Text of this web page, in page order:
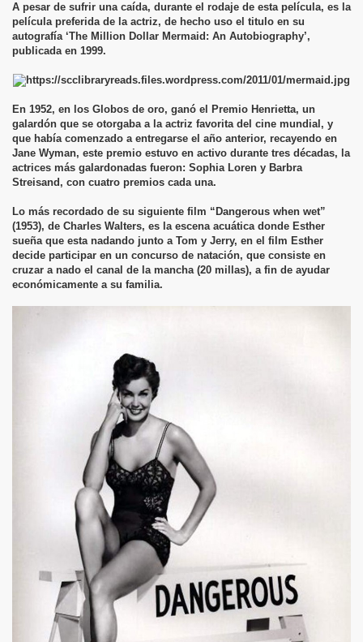
A pesar de sufrir una caída, durante el rodaje de esta película, es la
película preferida de la actriz, de hecho uso el titulo en su
autografía ‘The Million Dollar Mermaid: An Autobiography’,
publicada en 1999.
En 1952, en los Globos de oro, ganó el Premio Henrietta, un
galardón que se otorgaba a la actriz favorita del cine mundial, y
que había comenzado a entregarse el año anterior, recayendo en
Jane Wyman, este premio estuvo en activo durante tres décadas, la
actrices más galardonadas fueron: Sophia Loren y Barbra
Streisand, con cuatro premios cada una.
Lo más recordado de su siguiente film “Dangerous when wet”
(1953), de Charles Walters, es la escena acuática donde Esther
sueña que esta nadando junto a Tom y Jerry, en el film Esther
decide participar en un concurso de natación, que consiste en
cruzar a nado el canal de la mancha (20 millas), a fin de ayudar
económicamente a su familia.